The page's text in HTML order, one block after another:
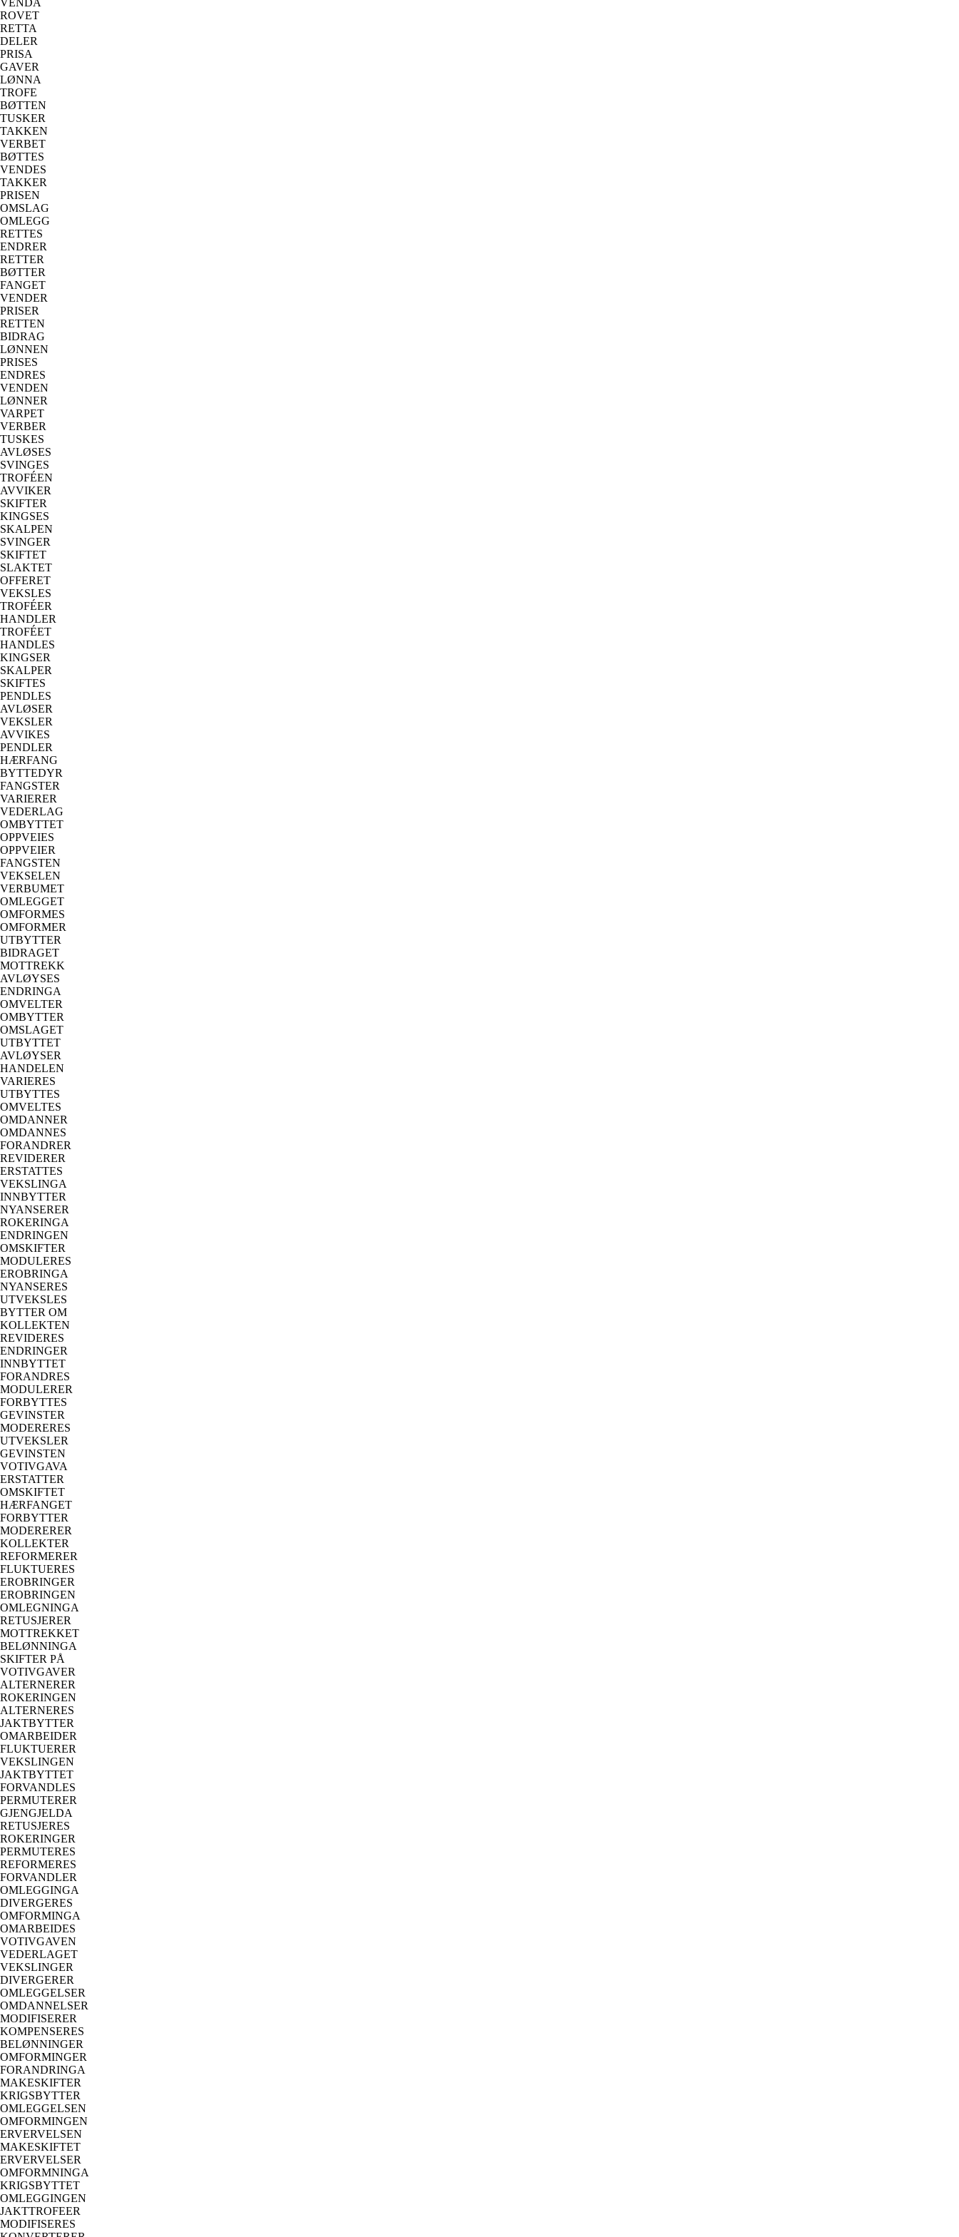
ROVET
RETTA
DELER
PRISA
GAVER
LØNNA
TROFE
BØTTEN
TUSKER
TAKKEN
VERBET
BØTTES
VENDES
TAKKER
PRISEN
OMSLAG
OMLEGG
RETTES
ENDRER
RETTER
BØTTER
FANGET
VENDER
PRISER
RETTEN
BIDRAG
LØNNEN
PRISES
ENDRES
VENDEN
LØNNER
VARPET
VERBER
TUSKES
AVLØSES
SVINGES
TROFÉEN
AVVIKER
SKIFTER
KINGSES
SKALPEN
SVINGER
SKIFTET
SLAKTET
OFFERET
VEKSLES
TROFÉER
HANDLER
TROFÉET
HANDLES
KINGSER
SKALPER
SKIFTES
PENDLES
AVLØSER
VEKSLER
AVVIKES
PENDLER
HÆRFANG
BYTTEDYR
FANGSTER
VARIERER
VEDERLAG
OMBYTTET
OPPVEIES
OPPVEIER
FANGSTEN
VEKSELEN
VERBUMET
OMLEGGET
OMFORMES
OMFORMER
UTBYTTER
BIDRAGET
MOTTREKK
AVLØYSES
ENDRINGA
OMVELTER
OMBYTTER
OMSLAGET
UTBYTTET
AVLØYSER
HANDELEN
VARIERES
UTBYTTES
OMVELTES
OMDANNER
OMDANNES
FORANDRER
REVIDERER
ERSTATTES
VEKSLINGA
INNBYTTER
NYANSERER
ROKERINGA
ENDRINGEN
OMSKIFTER
MODULERES
EROBRINGA
NYANSERES
UTVEKSLES
BYTTER OM
KOLLEKTEN
REVIDERES
ENDRINGER
INNBYTTET
FORANDRES
MODULERER
FORBYTTES
GEVINSTER
MODERERES
UTVEKSLER
GEVINSTEN
VOTIVGAVA
ERSTATTER
OMSKIFTET
HÆRFANGET
FORBYTTER
MODERERER
KOLLEKTER
REFORMERER
FLUKTUERES
EROBRINGER
EROBRINGEN
OMLEGNINGA
RETUSJERER
MOTTREKKET
BELØNNINGA
SKIFTER PÅ
VOTIVGAVER
ALTERNERER
ROKERINGEN
ALTERNERES
JAKTBYTTER
OMARBEIDER
FLUKTUERER
VEKSLINGEN
JAKTBYTTET
FORVANDLES
PERMUTERER
GJENGJELDA
RETUSJERES
ROKERINGER
PERMUTERES
REFORMERES
FORVANDLER
OMLEGGINGA
DIVERGERES
OMFORMINGA
OMARBEIDES
VOTIVGAVEN
VEDERLAGET
VEKSLINGER
DIVERGERER
OMLEGGELSER
OMDANNELSER
MODIFISERER
KOMPENSERES
BELØNNINGER
OMFORMINGER
FORANDRINGA
MAKESKIFTER
KRIGSBYTTER
OMLEGGELSEN
OMFORMINGEN
ERVERVELSEN
MAKESKIFTET
ERVERVELSER
OMFORMNINGA
KRIGSBYTTET
OMLEGGINGEN
JAKTTROFEER
MODIFISERES